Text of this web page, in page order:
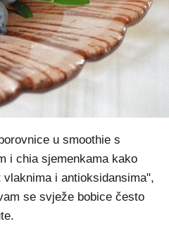
u smoothie s
i chia sjemenkama kako
i antioksidansima",
se svježe bobice često